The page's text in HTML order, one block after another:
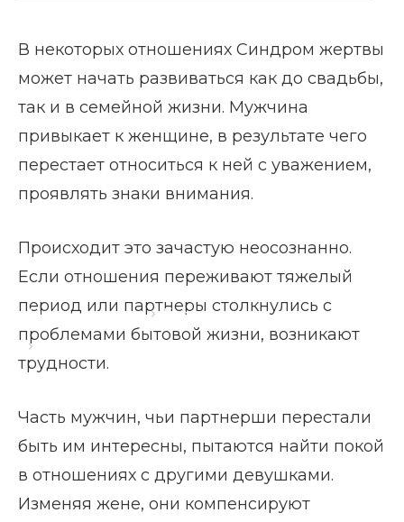
Главная страница
Блог
В некоторых отношениях Синдром жертвы
может начать развиваться как до свадьбы,
так и в семейной жизни. Мужчина
привыкает к женщине, в результате чего
перестает относиться к ней с уважением,
проявлять знаки внимания.
Происходит это зачастую неосознанно.
Если отношения переживают тяжелый
период или партнеры столкнулись с
проблемами бытовой жизни, возникают
трудности.
Часть мужчин, чьи партнерши перестали
быть им интересны, пытаются найти покой
в отношениях с другими девушками.
Изменяя жене, они компенсируют